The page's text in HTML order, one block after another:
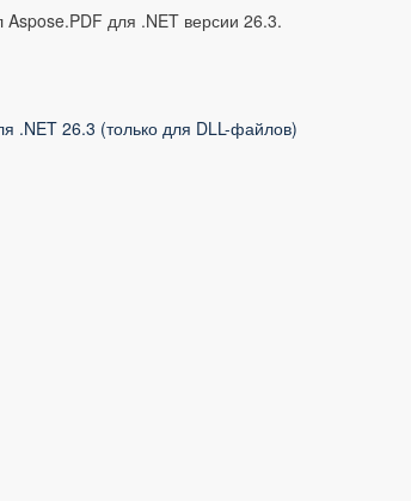
для .NET версии 26.3.
.NET 26.3 (только для DLL-файлов)